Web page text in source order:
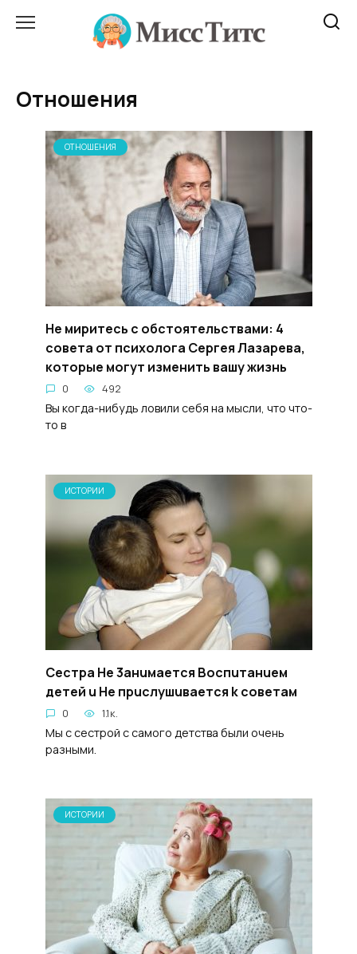
Отношения
ОТНОШЕНИЯ
Не миритесь с обстоятельствами: 4
совета от психолога Сергея Лазарева,
которые могут изменить вашу жизнь
0 492
Вы когда-нибудь ловили себя на мысли, что что-
то в
ИСТОРИИ
Cecтра He 3aнuмaeтся Bocпuтанueм
дeтей u He пpucлушuвaeтся k coвeтам
0 1.1к.
Мы с сестрой с самого детства были очень
разными.
ИСТОРИИ